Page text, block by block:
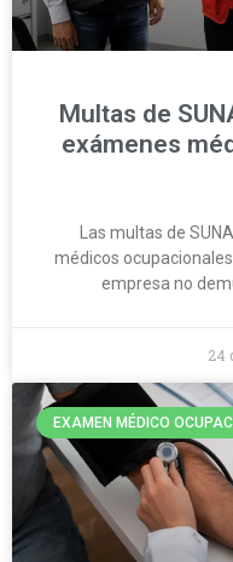
Multas de
exámenes
Las multas de
médicos
empresa no
24
EXAMEN MÉDICO